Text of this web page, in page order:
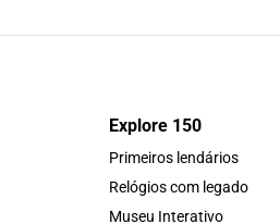
Explore 150
Primeiros lendários
Relógios com legado
Museu Interativo